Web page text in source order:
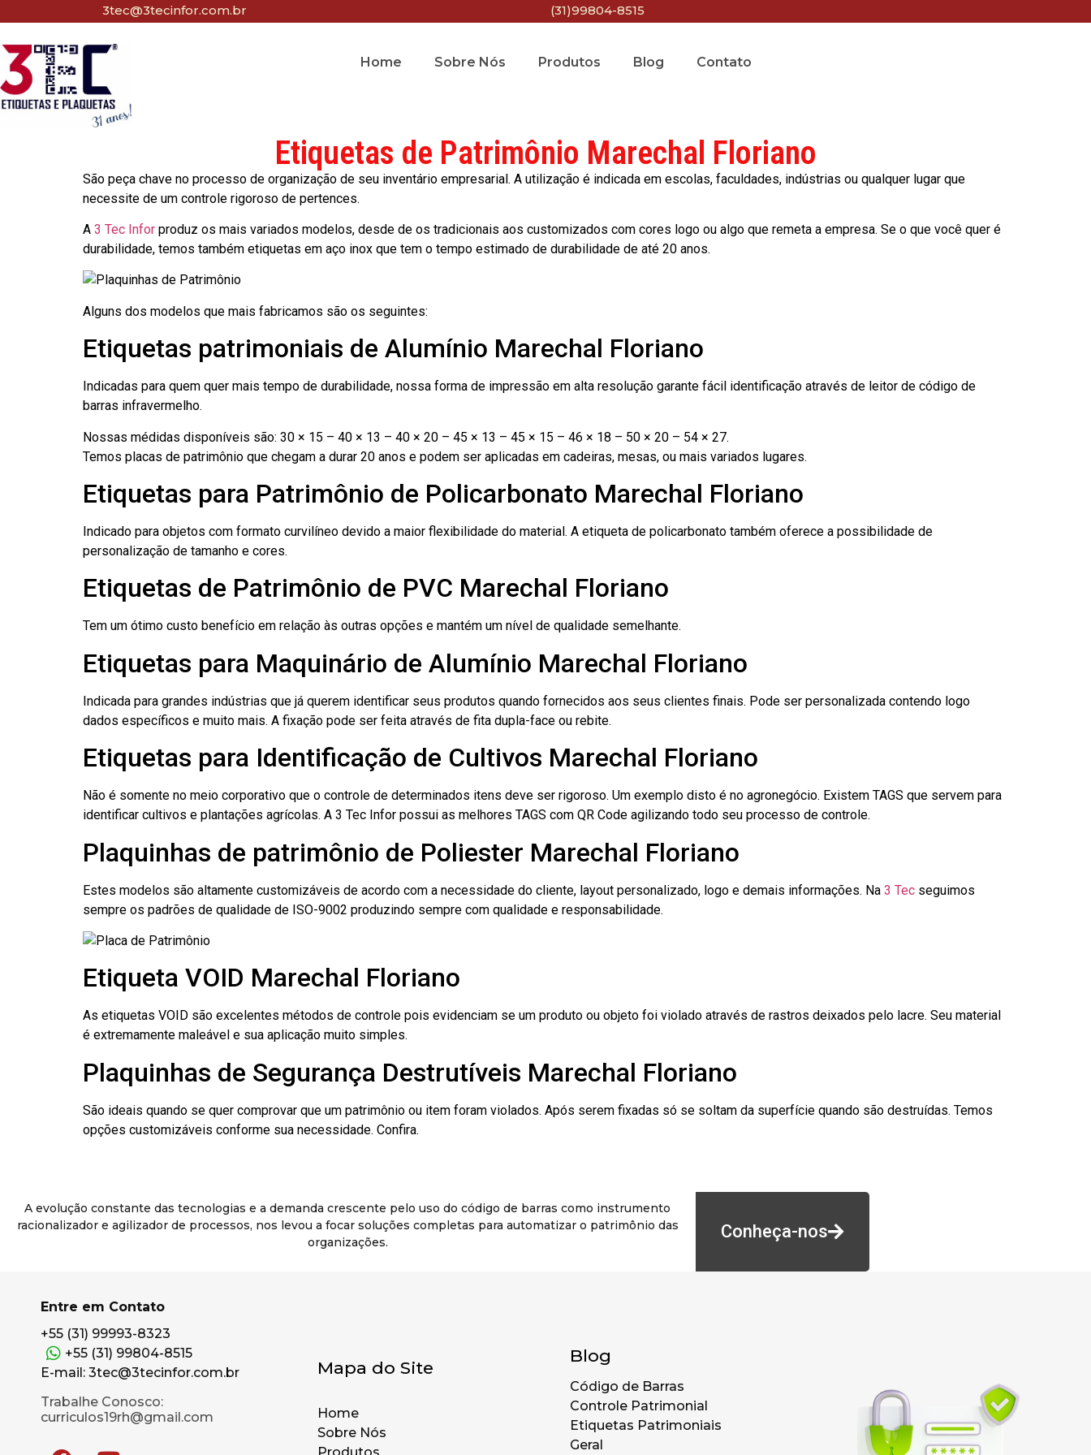
3tec@3tecinfor.com.br (31)99804-8515
Home Sobre Nós Produtos Blog Contato
Etiquetas de Patrimônio Marechal Floriano
São peça chave no processo de organização de seu inventário empresarial. A utilização é indicada em escolas, faculdades, indústrias ou qualquer lugar que
necessite de um controle rigoroso de pertences.
A 3 Tec Infor produz os mais variados modelos, desde de os tradicionais aos customizados com cores logo ou algo que remeta a empresa. Se o que você quer é
durabilidade, temos também etiquetas em aço inox que tem o tempo estimado de durabilidade de até 20 anos.
Alguns dos modelos que mais fabricamos são os seguintes:
Etiquetas patrimoniais de Alumínio Marechal Floriano
Indicadas para quem quer mais tempo de durabilidade, nossa forma de impressão em alta resolução garante fácil identificação através de leitor de código de
barras infravermelho.
Nossas médidas disponíveis são: 30 × 15 – 40 × 13 – 40 × 20 – 45 × 13 – 45 × 15 – 46 × 18 – 50 × 20 – 54 × 27.
Temos placas de patrimônio que chegam a durar 20 anos e podem ser aplicadas em cadeiras, mesas, ou mais variados lugares.
Etiquetas para Patrimônio de Policarbonato Marechal Floriano
Indicado para objetos com formato curvilíneo devido a maior flexibilidade do material. A etiqueta de policarbonato também oferece a possibilidade de
personalização de tamanho e cores.
Etiquetas de Patrimônio de PVC Marechal Floriano
Tem um ótimo custo benefício em relação às outras opções e mantém um nível de qualidade semelhante.
Etiquetas para Maquinário de Alumínio Marechal Floriano
Indicada para grandes indústrias que já querem identificar seus produtos quando fornecidos aos seus clientes finais. Pode ser personalizada contendo logo
dados específicos e muito mais. A fixação pode ser feita através de fita dupla-face ou rebite.
Etiquetas para Identificação de Cultivos Marechal Floriano
Não é somente no meio corporativo que o controle de determinados itens deve ser rigoroso. Um exemplo disto é no agronegócio. Existem TAGS que servem para
identificar cultivos e plantações agrícolas. A 3 Tec Infor possui as melhores TAGS com QR Code agilizando todo seu processo de controle.
Plaquinhas de patrimônio de Poliester Marechal Floriano
Estes modelos são altamente customizáveis de acordo com a necessidade do cliente, layout personalizado, logo e demais informações. Na 3 Tec seguimos
sempre os padrões de qualidade de ISO-9002 produzindo sempre com qualidade e responsabilidade.
Etiqueta VOID Marechal Floriano
As etiquetas VOID são excelentes métodos de controle pois evidenciam se um produto ou objeto foi violado através de rastros deixados pelo lacre. Seu material
é extremamente maleável e sua aplicação muito simples.
Plaquinhas de Segurança Destrutíveis Marechal Floriano
São ideais quando se quer comprovar que um patrimônio ou item foram violados. Após serem fixadas só se soltam da superfície quando são destruídas. Temos
opções customizáveis conforme sua necessidade. Confira.
A evolução constante das tecnologias e a demanda crescente pelo uso do código de barras como instrumento
racionalizador e agilizador de processos, nos levou a focar soluções completas para automatizar o patrimônio das
organizações.
Conheça-nos
Entre em Contato
+55 (31) 99993-8323
+55 (31) 99804-8515
E-mail: 3tec@3tecinfor.com.br
Trabalhe Conosco:
curriculos19rh@gmail.com
Mapa do Site
Home
Sobre Nós
Blog
Código de Barras
Controle Patrimonial
Etiquetas Patrimoniais
Geral